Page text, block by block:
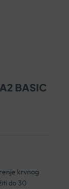
BASIC
krvnog
do 30